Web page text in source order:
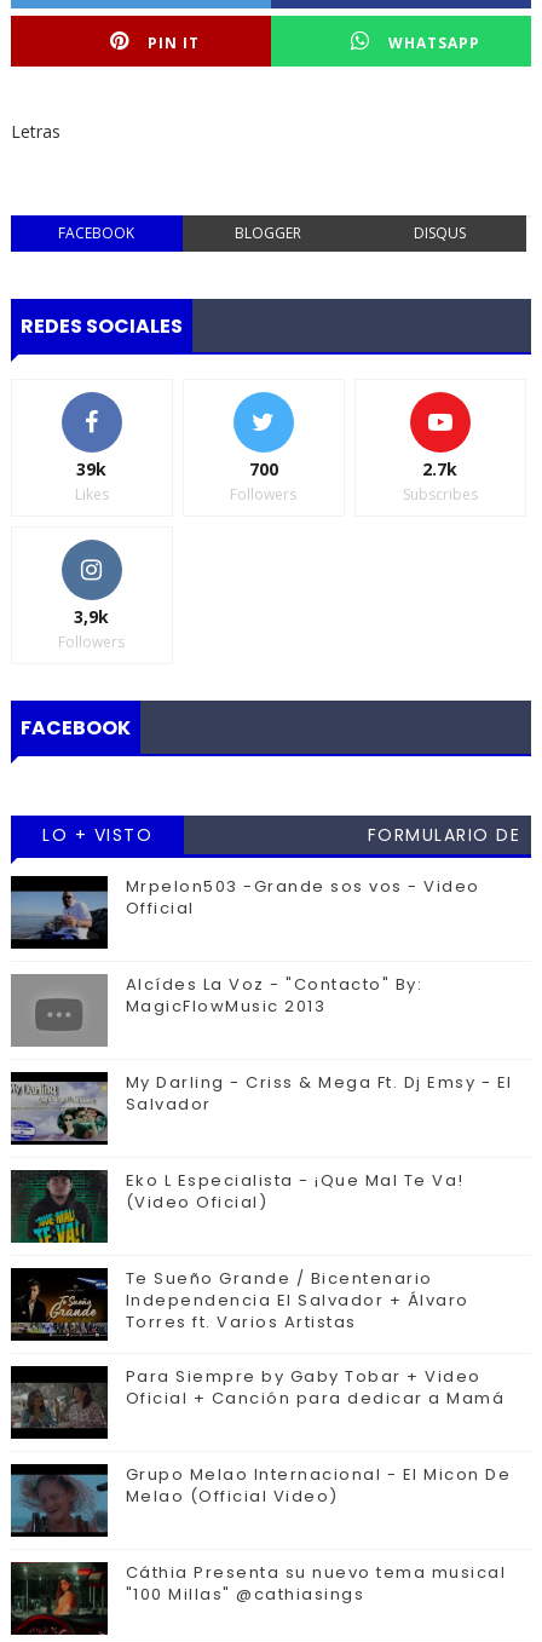
PIN IT WHATSAPP
Letras
FACEBOOK BLOGGER DISQUS
REDES SOCIALES
39k
Likes
700
Followers
2.7k
Subscribes
3,9k
Followers
FACEBOOK
LO + VISTO
FORMULARIO DE
Mrpelon503 -Grande sos vos - Video
Official
Alcídes La Voz - "Contacto" By:
MagicFlowMusic 2013
My Darling - Criss & Mega Ft. Dj Emsy - El
Salvador
Eko L Especialista - ¡Que Mal Te Va!
(Video Oficial)
Te Sueño Grande / Bicentenario
Independencia El Salvador + Álvaro
Torres ft. Varios Artistas
Para Siempre by Gaby Tobar + Video
Oficial + Canción para dedicar a Mamá
Grupo Melao Internacional - El Micon De
Melao (Official Video)
Cáthia Presenta su nuevo tema musical
"100 Millas" @cathiasings